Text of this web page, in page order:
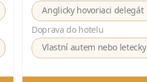
Anglicky hovoriaci delegát
Doprava do hotelu
Vlastní autem nebo letecky